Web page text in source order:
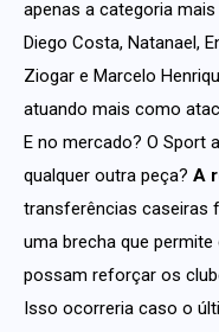
apenas a categoria
Diego Costa, Natanael,
Ziogar e Marcelo
atuando mais como
E no mercado? O Sport
qualquer outra peça? A
transferências caseiras
uma brecha que
possam reforçar os
Isso ocorreria caso o